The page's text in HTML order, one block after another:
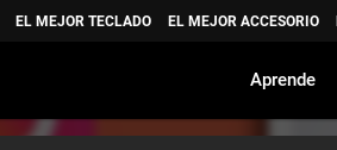
EL MEJOR TECLADO EL MEJOR ACCESORIO
Aprende